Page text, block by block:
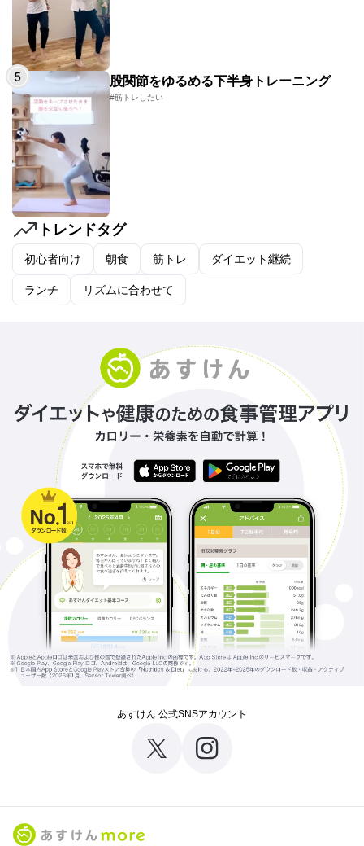
股関節をゆるめる下半身トレーニング
#筋トレしたい
トレンドタグ
初心者向け 朝食 筋トレ ダイエット継続
ランチ リズムに合わせて
あすけん 公式SNSアカウント